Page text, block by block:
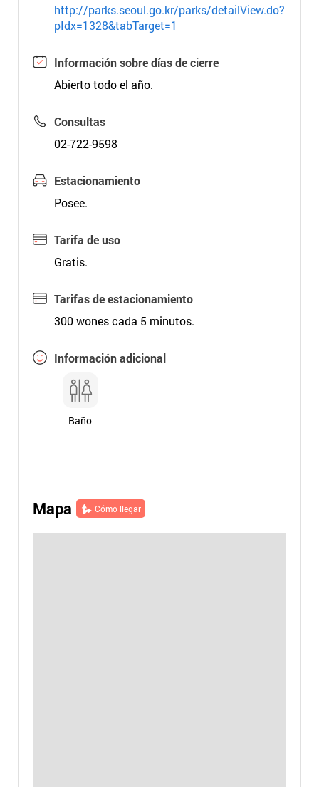
http://parks.seoul.go.kr/parks/detailView.do?
pIdx=1328&tabTarget=1
Información sobre días de cierre
Abierto todo el año.
Consultas
02-722-9598
Estacionamiento
Posee.
Tarifa de uso
Gratis.
Tarifas de estacionamiento
300 wones cada 5 minutos.
Información adicional
Baño
Mapa Cómo llegar